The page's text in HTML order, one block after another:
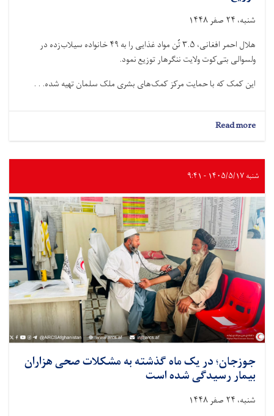
شنبه، ۲۴ صفر ۱۴۴۸
هلال احمر افغانی، ۳.۵ تُن مواد غذایی را به ۴۹ خانواده سیلاب‌زده در
ولسوالی بتی‌کوت ولایت ننگرهار توزیع نمود.
این کمک که با حمایت مرکز کمک‌های بشرى ملک سلمان تهیه شده. . .
Read more
ننگرهار؛
تُن
مواد
به
۴۹
خانواده
سیلاب‌زده
توزیع
شد
شنبه ۱۴۰۵/۵/۱۷ - ۹:۴۱
جوزجان؛ در یک ماه گذشته به مشکلات صحی هزاران
بیمار رسیدگی شده است
شنبه، ۲۴ صفر ۱۴۴۸